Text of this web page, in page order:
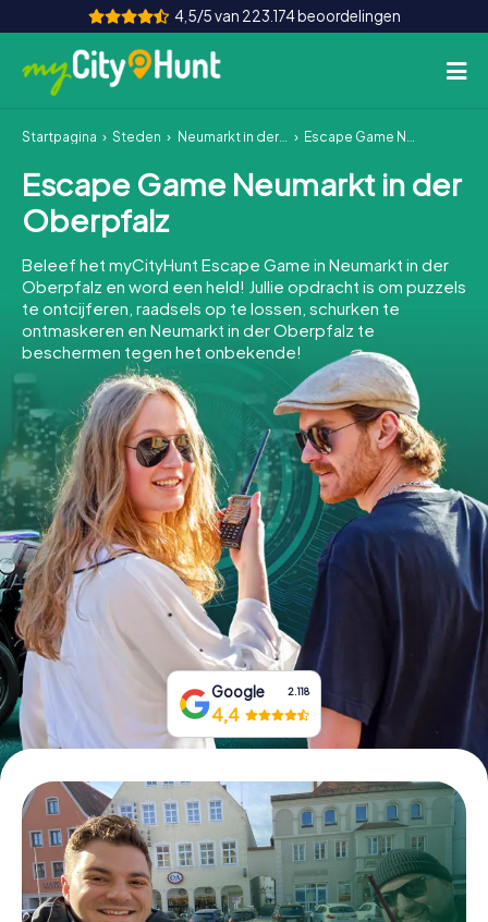
4,5/5 van 223.174 beoordelingen
Hoe het werkt
Steden
Teamevenement
Tickets
INT AT CH
DE
ES
FR UK
IE
IT
NL
Boek tickets
Koop cadeaubonnen
Startpagina Steden Neumarkt in der Oberpfalz Escape Game Neumarkt in der Oberpfalz
Escape Game Neumarkt in der
Oberpfalz
Beleef het myCityHunt Escape Game in Neumarkt in der
Oberpfalz en word een held! Jullie opdracht is om puzzels
te ontcijferen, raadsels op te lossen, schurken te
ontmaskeren en Neumarkt in der Oberpfalz te
beschermen tegen het onbekende!
Google 2.118
4,4